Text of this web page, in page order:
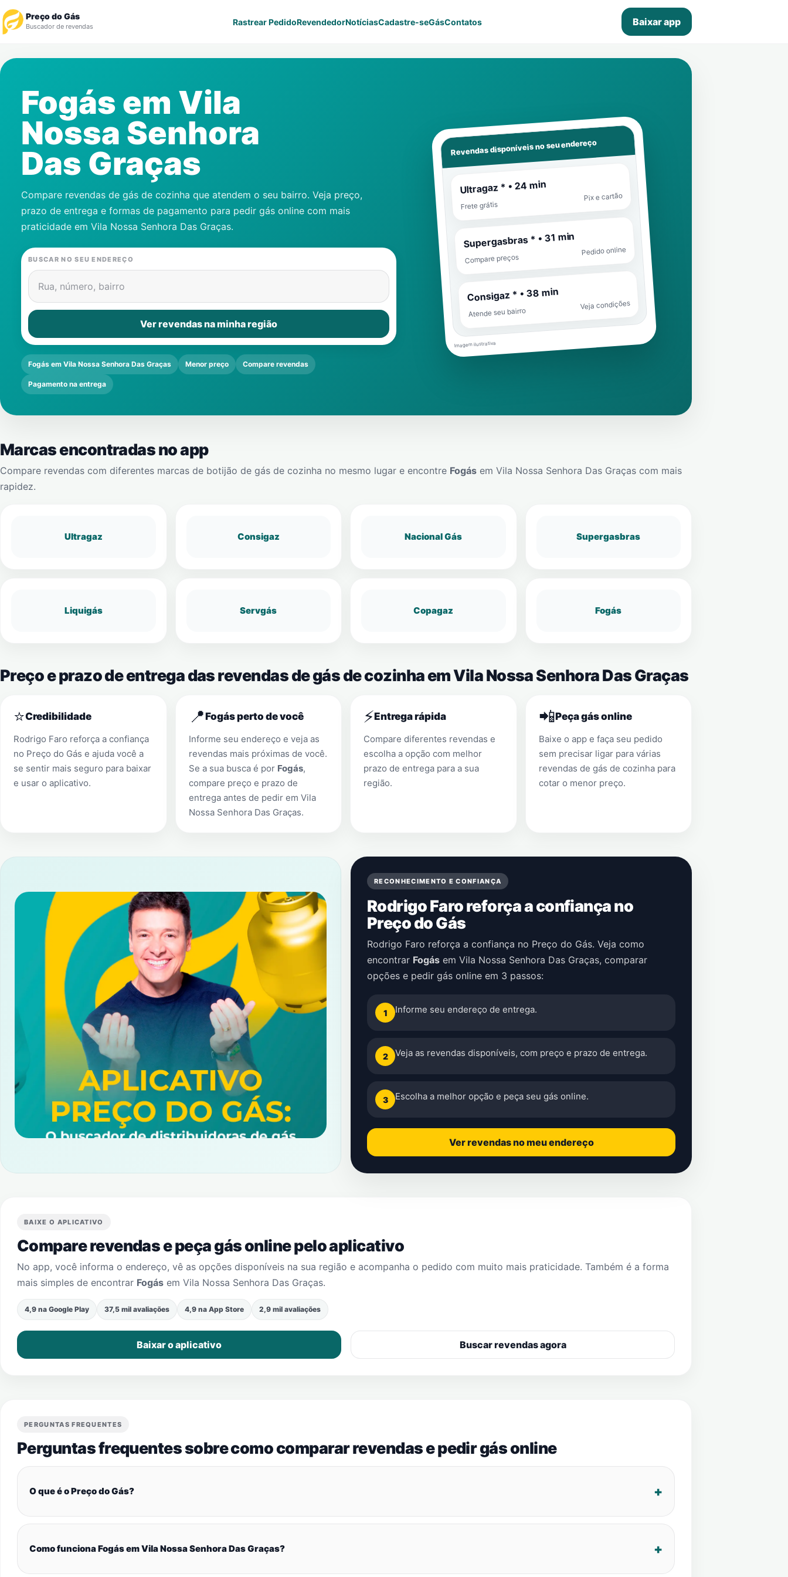
Preço do Gás
Buscador de revendas Rastrear PedidoRevendedorNotíciasCadastre-seGásContatos Baixar app
Revendedor
Notícias
Cadastre-se
Contatos
Fogás em Vila
Nossa Senhora
Das Graças
Compare revendas de gás de cozinha que atendem o seu bairro. Veja preço,
prazo de entrega e formas de pagamento para pedir gás online com mais
praticidade em Vila Nossa Senhora Das Graças.
BUSCAR NO SEU ENDEREÇO
Rua, número, bairro
Ver revendas na minha região
Fogás em Vila Nossa Senhora Das Graças Menor preço Compare revendas
Pagamento na entrega
Revendas disponíveis no seu endereço
Ultragaz * • 24 min
Frete grátis
Pix e cartão
Supergasbras * • 31 min
Compare preços
Pedido online
Consigaz * • 38 min
Atende seu bairro
Veja condições
Imagem ilustrativa
Marcas encontradas no app
Compare revendas com diferentes marcas de botijão de gás de cozinha no mesmo lugar e encontre Fogás em Vila Nossa Senhora Das Graças com mais
rapidez.
Ultragaz Consigaz Nacional Gás Supergasbras
Liquigás Servgás Copagaz Fogás
Preço e prazo de entrega das revendas de gás de cozinha em Vila Nossa Senhora Das Graças
⭐Credibilidade
Rodrigo Faro reforça a confiança
no Preço do Gás e ajuda você a
se sentir mais seguro para baixar
e usar o aplicativo.
📍Fogás perto de você
Informe seu endereço e veja as
revendas mais próximas de você.
Se a sua busca é por Fogás,
compare preço e prazo de
entrega antes de pedir em Vila
Nossa Senhora Das Graças.
⚡Entrega rápida
Compare diferentes revendas e
escolha a opção com melhor
prazo de entrega para a sua
região.
📲Peça gás online
Baixe o app e faça seu pedido
sem precisar ligar para várias
revendas de gás de cozinha para
cotar o menor preço.
RECONHECIMENTO E CONFIANÇA
Rodrigo Faro reforça a confiança no
Preço do Gás
Rodrigo Faro reforça a confiança no Preço do Gás. Veja como
encontrar Fogás em Vila Nossa Senhora Das Graças, comparar
opções e pedir gás online em 3 passos:
1 Informe seu endereço de entrega.
2 Veja as revendas disponíveis, com preço e prazo de entrega.
3 Escolha a melhor opção e peça seu gás online.
Ver revendas no meu endereço
BAIXE O APLICATIVO
Compare revendas e peça gás online pelo aplicativo
No app, você informa o endereço, vê as opções disponíveis na sua região e acompanha o pedido com muito mais praticidade. Também é a forma
mais simples de encontrar Fogás em Vila Nossa Senhora Das Graças.
4,9 na Google Play 37,5 mil avaliações 4,9 na App Store 2,9 mil avaliações
Baixar o aplicativo Buscar revendas agora
PERGUNTAS FREQUENTES
Perguntas frequentes sobre como comparar revendas e pedir gás online
O que é o Preço do Gás?
Como funciona Fogás em Vila Nossa Senhora Das Graças?